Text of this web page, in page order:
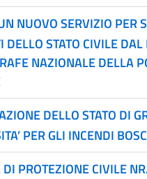
NUOVO SERVIZIO PER
DELLO STATO CIVILE
NAZIONALE DELLA
DELLO STATO DI
PER GLI INCENDI
DI PROTEZIONE CIVILE